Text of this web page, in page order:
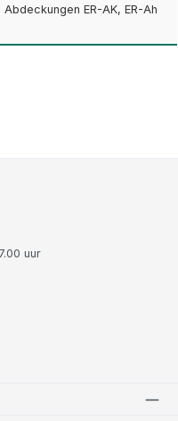
ER-AK, ER-Ah
uur